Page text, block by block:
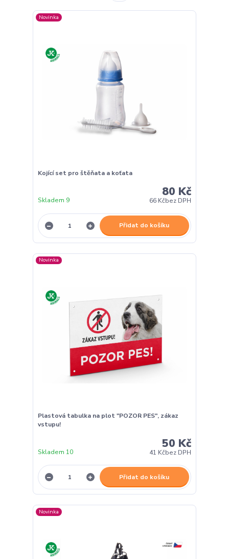
Novinka
Kojící set pro štěňata a koťata
80 Kč
66 Kčbez DPH
Skladem 9
Přidat do košíku
Novinka
Plastová tabulka na plot "POZOR PES", zákaz
vstupu!
50 Kč
41 Kčbez DPH
Skladem 10
Přidat do košíku
Novinka